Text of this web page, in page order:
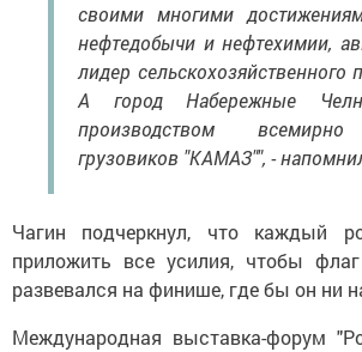
своими многими
нефтедобычи и нефтехимии,
лидер сельскохозяйственного
А город Набережные
производством
грузовиков "КАМАЗ"", -
Чагин подчеркнул, что каждый
приложить все усилия, чтобы
развевался на финише, где бы он ни
Международная выставка-форум